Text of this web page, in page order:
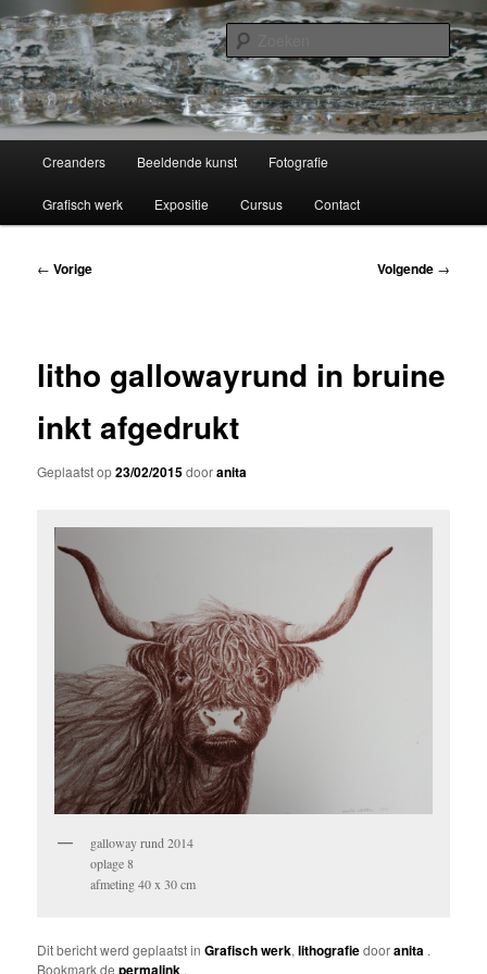
Spring
naar
de
primaire
inhoudCreanders
werken van Anita van der Veen
Creanders Beeldende kunst Fotografie
Grafisch werk Expositie Cursus Contact
Bericht
← Vorige Volgende →
litho gallowayrund in bruine
inkt afgedrukt
Geplaatst op23/02/2015dooranita
galloway rund 2014
oplage 8
afmeting 40 x 30 cm
Dit bericht werd geplaatst inGrafisch werk,lithografiedooranita .
Bookmark depermalink .